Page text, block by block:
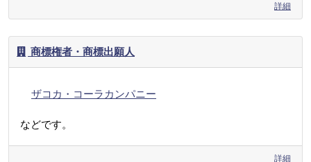
詳細
商標権者・商標出願人
ザコカ・コーラカンパニー
などです。
詳細